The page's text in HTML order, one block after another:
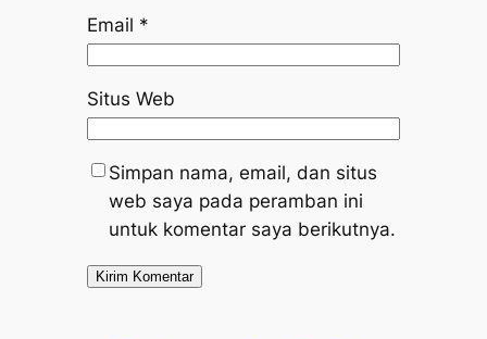
Email *
Situs Web
Simpan nama, email, dan situs
web saya pada peramban ini
untuk komentar saya berikutnya.